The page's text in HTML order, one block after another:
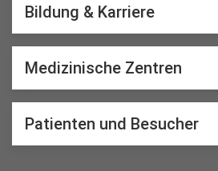
Bildung & Karriere
Medizinische Zentren
Patienten und Besucher